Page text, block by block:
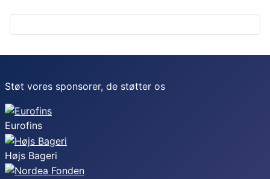
Støt vores sponsorer, de støtter os
Eurofins
Højs Bageri